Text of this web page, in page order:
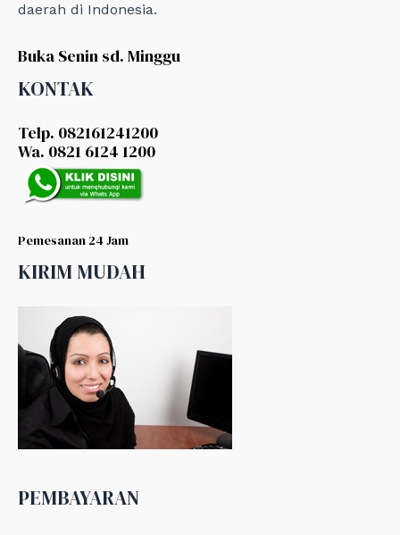
daerah di Indonesia.
Buka Senin sd. Minggu
KONTAK
Telp. 082161241200
Wa. 0821 6124 1200
Pemesanan 24 Jam
KIRIM MUDAH
PEMBAYARAN